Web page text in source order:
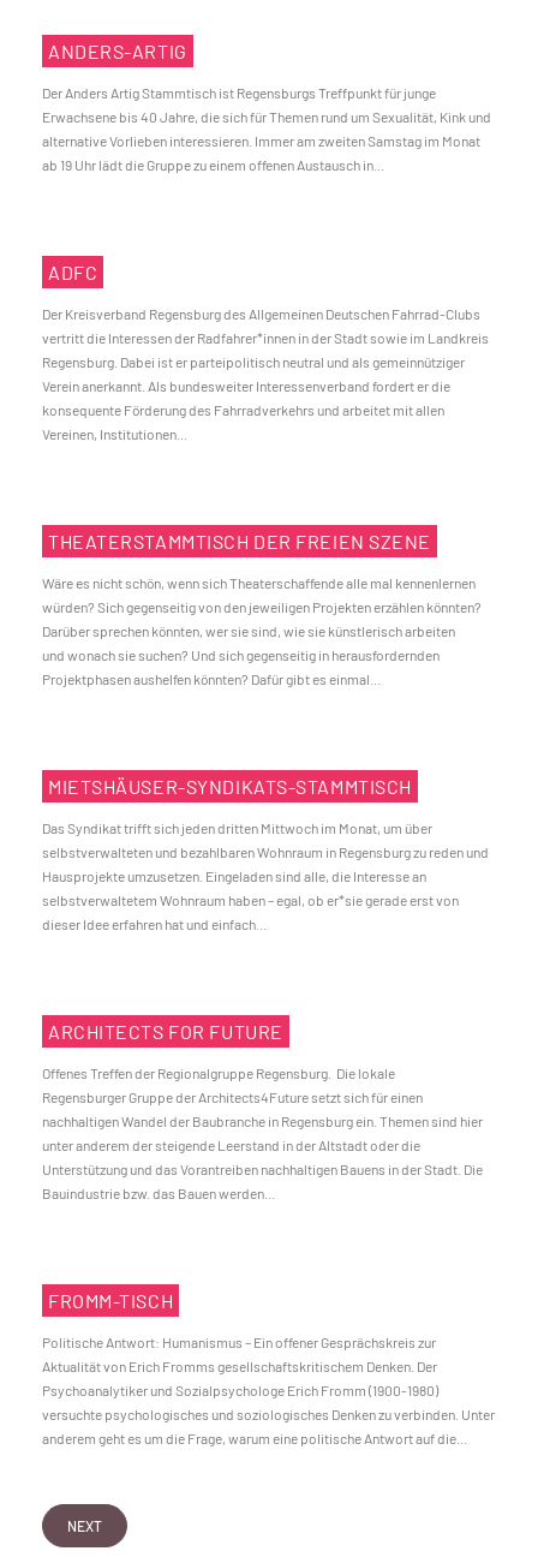
ANDERS-ARTIG
Der Anders Artig Stammtisch ist Regensburgs Treffpunkt für junge
Erwachsene bis 40 Jahre, die sich für Themen rund um Sexualität, Kink und
alternative Vorlieben interessieren. Immer am zweiten Samstag im Monat
ab 19 Uhr lädt die Gruppe zu einem offenen Austausch in...
ADFC
Der Kreisverband Regensburg des Allgemeinen Deutschen Fahrrad-Clubs
vertritt die Interessen der Radfahrer*innen in der Stadt sowie im Landkreis
Regensburg. Dabei ist er parteipolitisch neutral und als gemeinnütziger
Verein anerkannt. Als bundesweiter Interessenverband fordert er die
konsequente Förderung des Fahrradverkehrs und arbeitet mit allen
Vereinen, Institutionen...
THEATERSTAMMTISCH DER FREIEN SZENE
Wäre es nicht schön, wenn sich Theaterschaffende alle mal kennenlernen
würden? Sich gegenseitig von den jeweiligen Projekten erzählen könnten?
Darüber sprechen könnten, wer sie sind, wie sie künstlerisch arbeiten
und wonach sie suchen? Und sich gegenseitig in herausfordernden
Projektphasen aushelfen könnten? Dafür gibt es einmal...
MIETSHÄUSER-SYNDIKATS-STAMMTISCH
Das Syndikat trifft sich jeden dritten Mittwoch im Monat, um über
selbstverwalteten und bezahlbaren Wohnraum in Regensburg zu reden und
Hausprojekte umzusetzen. Eingeladen sind alle, die Interesse an
selbstverwaltetem Wohnraum haben – egal, ob er*sie gerade erst von
dieser Idee erfahren hat und einfach...
ARCHITECTS FOR FUTURE
Offenes Treffen der Regionalgruppe Regensburg. Die lokale
Regensburger Gruppe der Architects4Future setzt sich für einen
nachhaltigen Wandel der Baubranche in Regensburg ein. Themen sind hier
unter anderem der steigende Leerstand in der Altstadt oder die
Unterstützung und das Vorantreiben nachhaltigen Bauens in der Stadt. Die
Bauindustrie bzw. das Bauen werden...
FROMM-TISCH
Politische Antwort: Humanismus – Ein offener Gesprächskreis zur
Aktualität von Erich Fromms gesellschaftskritischem Denken. Der
Psychoanalytiker und Sozialpsychologe Erich Fromm (1900-1980)
versuchte psychologisches und soziologisches Denken zu verbinden. Unter
anderem geht es um die Frage, warum eine politische Antwort auf die...
NEXT